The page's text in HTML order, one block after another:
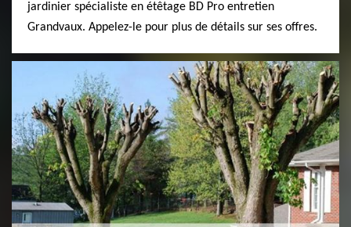
jardinier spécialiste en étêtage BD Pro entretien
Grandvaux. Appelez-le pour plus de détails sur ses offres.